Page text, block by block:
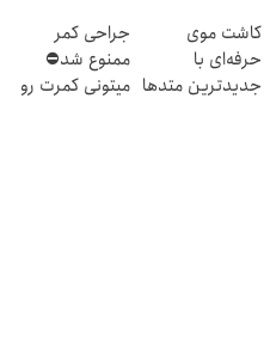
کاشت موی
حرفه‌ای با
جدیدترین متدها
جراحی کمر
ممنوع شد⛔
میتونی کمرت رو